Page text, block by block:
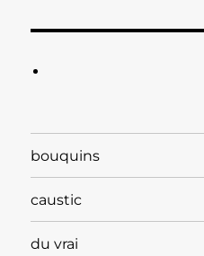
bouquins
caustic
du vrai